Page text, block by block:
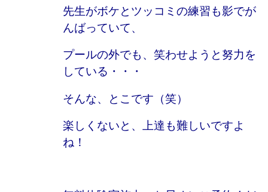
先生がボケとツッコミの練習も影でが
んばっていて、
プールの外でも、笑わせようと努力を
している・・・
そんな、とこです（笑）
楽しくないと、上達も難しいですよ
ね！